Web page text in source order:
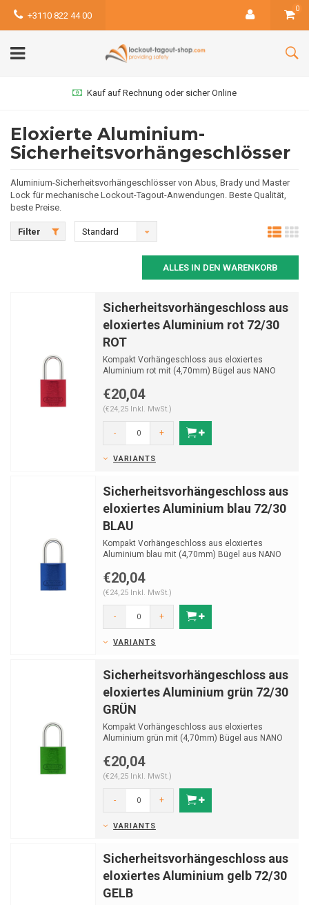
+3110 822 44 00
0
Kauf auf Rechnung oder sicher Online
Eloxierte Aluminium-
Sicherheitsvorhängeschlösser
Aluminium-Sicherheitsvorhängeschlösser von Abus, Brady und Master
Lock für mechanische Lockout-Tagout-Anwendungen. Beste Qualität,
beste Preise.
Filter Standard
ALLES IN DEN WARENKORB
Sicherheitsvorhängeschloss aus
eloxiertes Aluminium rot 72/30
ROT
Kompakt Vorhängeschloss aus eloxiertes
Aluminium rot mit (4,70mm) Bügel aus NANO
€20,04
(€24,25 Inkl. MwSt.)
- +
VARIANTS
Sicherheitsvorhängeschloss aus
eloxiertes Aluminium blau 72/30
BLAU
Kompakt Vorhängeschloss aus eloxiertes
Aluminium blau mit (4,70mm) Bügel aus NANO
€20,04
(€24,25 Inkl. MwSt.)
- +
VARIANTS
Sicherheitsvorhängeschloss aus
eloxiertes Aluminium grün 72/30
GRÜN
Kompakt Vorhängeschloss aus eloxiertes
Aluminium grün mit (4,70mm) Bügel aus NANO
€20,04
(€24,25 Inkl. MwSt.)
- +
VARIANTS
Sicherheitsvorhängeschloss aus
eloxiertes Aluminium gelb 72/30
GELB